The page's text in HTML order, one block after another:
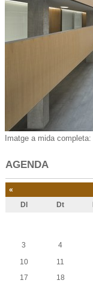
Imatge a mida completa:
AGENDA
«
Dl Dt
3
4
10
11
17
18